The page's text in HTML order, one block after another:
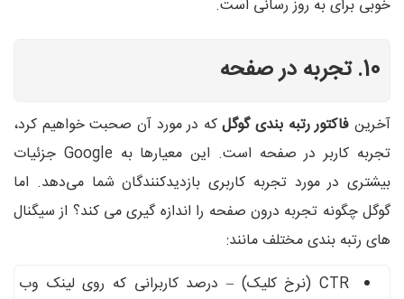
خوبی برای به روز رسانی است.
10. تجربه در صفحه
آخرین فاکتور رتبه بندی گوگلکه در مورد آن صحبت خواهیم کرد،
تجربه کاربر در صفحه است. این معیارها به Google جزئیات
بیشتری در مورد تجربه کاربری بازدیدکنندگان شما می‌دهد. اما
گوگل چگونه تجربه درون صفحه را اندازه گیری می کند؟ از سیگنال
های رتبه بندی مختلف مانند:
CTR (نرخ کلیک) – درصد کاربرانی که روی لینک وب